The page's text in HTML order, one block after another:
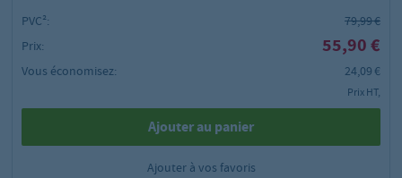
PVC²:
79,99 €
Prix:
55,90 €
Vous économisez: 24,09 €
Prix HT,
Ajouter au panier
Ajouter à vos favoris